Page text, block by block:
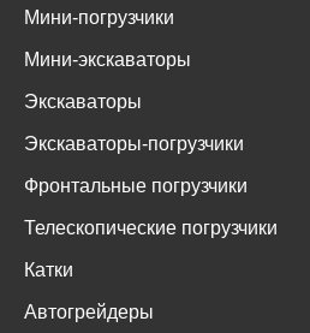
Мини-погрузчики
Мини-экскаваторы
Экскаваторы
Экскаваторы-погрузчики
Фронтальные погрузчики
Телескопические погрузчики
Катки
Автогрейдеры